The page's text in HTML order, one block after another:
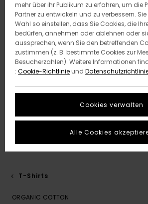
T-Shirts
ORGANIC COTTON
mehr über ihr Publikum zu erfahren, um die
Partner zu entwickeln und zu verbessern.
Wahl so einstellen, dass Sie Cookies, die
bedürfen, annehmen oder ablehnen oder
aussprechen, wenn Sie den betreffenden
zustimmen (z. B. bestimmte Cookies zur
Besucherzahlen). Weitere Informationen
: Cookie-Richtlinieund
Cookies verwalten
Alle Cookies